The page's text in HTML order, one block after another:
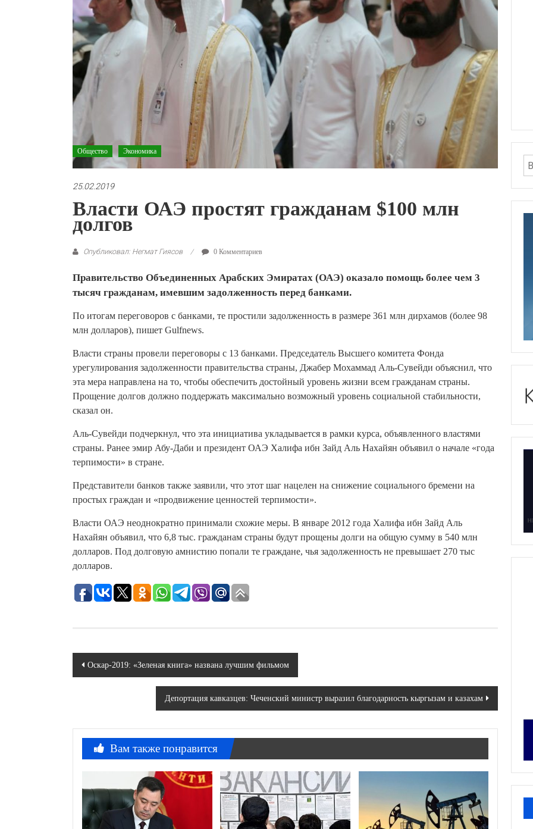
Общество Экономика
25.02.2019
Власти ОАЭ простят гражданам $100 млн
долгов
Опубликовал: Негмат Гиясов 0 Комментариев
Правительство Объединенных Арабских Эмиратах (ОАЭ) оказало помощь более чем 3
тысяч гражданам, имевшим задолженность перед банками.
По итогам переговоров с банками, те простили задолженность в размере 361 млн дирхамов (более 98
млн долларов), пишет Gulfnews.
Власти страны провели переговоры с 13 банками. Председатель Высшего комитета Фонда
урегулирования задолженности правительства страны, Джабер Мохаммад Аль-Сувейди объяснил, что
эта мера направлена на то, чтобы обеспечить достойный уровень жизни всем гражданам страны.
Прощение долгов должно поддержать максимально возможный уровень социальной стабильности,
сказал он.
Аль-Сувейди подчеркнул, что эта инициатива укладывается в рамки курса, объявленного властями
страны. Ранее эмир Абу-Даби и президент ОАЭ Халифа ибн Зайд Аль Нахайян объявил о начале «года
терпимости» в стране.
Представители банков также заявили, что этот шаг нацелен на снижение социального бремени на
простых граждан и «продвижение ценностей терпимости».
Власти ОАЭ неоднократно принимали схожие меры. В январе 2012 года Халифа ибн Зайд Аль
Нахайян объявил, что 6,8 тыс. гражданам страны будут прощены долги на общую сумму в 540 млн
долларов. Под долговую амнистию попали те граждане, чья задолженность не превышает 270 тыс
долларов.
Навигация
Оскар-2019: «Зеленая книга» названа лучшим фильмом
Депортация кавказцев: Чеченский министр выразил благодарность кыргызам и казахам
Вам также понравится